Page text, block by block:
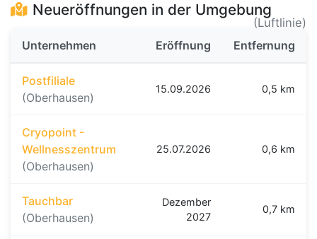
Neueröffnungen in der Umgebung
(Luftlinie)
Unternehmen
Eröffnung Entfernung
Postfiliale
(Oberhausen)
15.09.2026 0,5 km
Cryopoint -
Wellnesszentrum
(Oberhausen)
25.07.2026 0,6 km
Tauchbar
(Oberhausen)
Dezember
2027
0,7 km